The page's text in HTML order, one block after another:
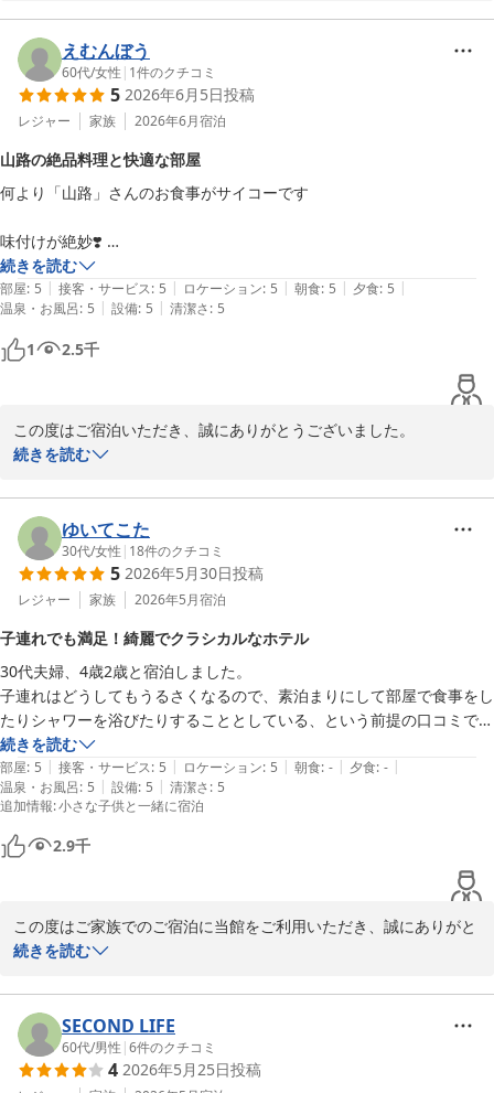
ホテルラフォーレ那須
ホテルラフォーレ那須
2026-06-26
4世代での女子旅、さらに愛犬や小さなお子さまもご一緒のご滞在
に、当館のドッグコテージをお選びいただきましたこと、心より御
礼申し上げます。
アーリーチェックイン・レイトチェックアウトのプランをご活用い
嬉しく拝読いたしました。お部屋の広さや清掃状態、敷地内の豊か
な緑や鳥のさえずりなど、那須ならではの自然の中で非日常を満喫
一方で、お食事会場や大浴場へのご移動につきましては、お足元の
悪いお母様にはご負担をおかけいたしました。そのような中でも、
お車でのご移動をご活用いただき、快適にお過ごしいただけたとの
ことで安心いたしました。
ご夕食やご朝食につきましてもお楽しみいただき、乳白色の硫黄泉
ではお身体の芯まで温まり、お肌もすべすべになったとのお言葉を
嬉しく存じます。愛犬にも安心してお散歩を楽しんでいただけたよ
うで何よりでございます。
どもにとって何よりの励みでございます。これからも、お子さまか
らご年配の方、そして大切なご家族である愛犬まで、皆さまに快適
にお過ごしいただける宿を目指して努めてまいります。
また皆さまにお会いできます日を、スタッフ一同心よりお待ち申し
ホテルラフォーレ那須
ホテルラフォーレ那須
2026-06-14
えむんぼう
60代/女性 | 1件のクチコミ
5 2026年6月5日投稿
レジャー 家族 2026年6月宿泊
山路の絶品料理と快適な部屋
何より「山路」さんのお食事がサイコーです
味付けが絶妙❣️
焼きエビの身はふっくらジューシー、カンパチの刺身はとろける甘さ、
豚ヒレ肉は厚切りで柔らかくトマトソースの酸味がバッチリ
5色豆のゼリー寄せもそれぞれの豆の風味があり、繊細な料理人の腕が
しのばれました
部屋も新しく、心地よいです❣️
続きを読む
部屋: 5 | 接客・サービス: 5 | ロケーション: 5 | 朝食: 5 | 夕食: 5 |
温泉・お風呂: 5 | 設備: 5 | 清潔さ: 5
1 2.5千
この度はご宿泊いただき、誠にありがとうございました。
く拝読いたしました。
焼き海老やカンパチのお造り、豚ヒレ肉のお料理、そして五色豆の
ゼリー寄せまで、一品一品を丁寧に味わっていただき、その魅力を
感じていただけたことは、料理長をはじめ調理スタッフにとって何
また、お料理の味付けや食材の持ち味、料理人のこだわりまで感じ
取っていただき、心より感謝申し上げます。いただいたお言葉はス
タッフへ共有させていただきます。
お部屋につきましても快適にお過ごしいただけたとのこと、何より
でございます。
これからもお食事とご滞在の両面でご満足いただける宿を目指して
またのお越しをスタッフ一同、心よりお待ち申し上げております。
ホテルラフォーレ那須
続きを読む
ゆいてこた
30代/女性 | 18件のクチコミ
5 2026年5月30日投稿
レジャー 家族 2026年5月宿泊
子連れでも満足！綺麗でクラシカルなホテル
30代夫婦、4歳2歳と宿泊しました。
子連れはどうしてもうるさくなるので、素泊まりにして部屋で食事をし
たりシャワーを浴びたりすることとしている、という前提の口コミで
す。
【総括】
宿泊する機能という意味では満足できるサービスが十分に整っている。
ネットで見るよりホテルは綺麗で、古さが良さに変わっているホテルと
しては珍しい印象を受けた。旧棟で宿泊したとしてもクラシカルな雰囲
さすが森トラグループ。企業努力を感じました。
エンタメ要素のあるコーナーや設備があるわけではないので、夜にチェ
ックインして朝を迎えるのが旅行のスケジュールとしては良いかもと感
コンビニも近く、周辺観光施設も十分というアクセスにも恵まれてい
た。
【部屋】
続きを読む
部屋: 5 | 接客・サービス: 5 | ロケーション: 5 | 朝食: - | 夕食: - |
温泉・お風呂: 5 | 設備: 5 | 清潔さ: 5
追加情報:小さな子供と一緒に宿泊
2.9千
この度はご家族でのご宿泊に当館をご利用いただき、誠にありがと
うございました。
ご滞在の様子を大変丁寧にご紹介いただき、心より御礼申し上げま
す。お部屋の広さやクラシカルな雰囲気、水回りの設備、Wi-Fi環
境など、ご満足いただけたご様子を嬉しく拝読いたしました。
続きを読む
SECOND LIFE
60代/男性 |6件のクチコミ
4 2026年5月25日投稿